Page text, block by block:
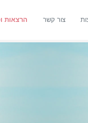
צור קשר הרצאות